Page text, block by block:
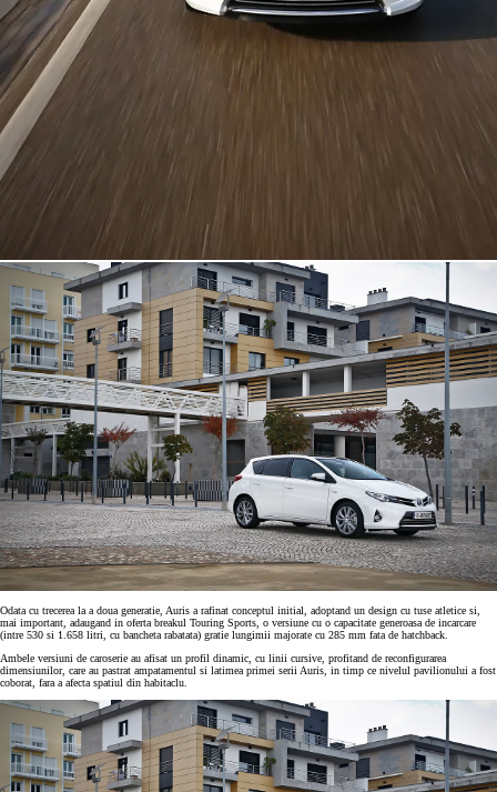
Odata cu trecerea la a doua generatie, Auris a rafinat conceptul initial, adoptand un design cu tuse atletice si,
mai important, adaugand in oferta breakul Touring Sports, o versiune cu o capacitate generoasa de incarcare
(intre 530 si 1.658 litri, cu bancheta rabatata) gratie lungimii majorate cu 285 mm fata de hatchback.
Ambele versiuni de caroserie au afisat un profil dinamic, cu linii cursive, profitand de reconfigurarea
dimensiunilor, care au pastrat ampatamentul si latimea primei serii Auris, in timp ce nivelul pavilionului a fost
coborat, fara a afecta spatiul din habitaclu.